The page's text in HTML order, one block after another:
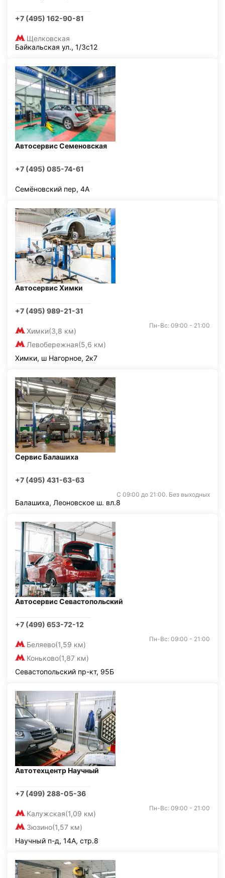
+7 (495) 162-90-81
Щелковская
Байкальская ул., 1/3с12
Автосервис Семеновская
+7 (495) 085-74-61
Семёновский пер, 4А
Автосервис Химки
+7 (495) 989-21-31
Химки(3,8 км)
Левобережная(5,6 км)
Пн-Вс: 09:00 - 21:00
Химки, ш Нагорное, 2к7
Сервис Балашиха
+7 (495) 431-63-63
С 09:00 до 21:00. Без выходных
Балашиха, Леоновское ш. вл.8
Автосервис Севастопольский
+7 (499) 653-72-12
Беляево(1,59 км)
Коньково(1,87 км)
Пн-Вс: 09:00 - 21:00
Севастопольский пр-кт, 95Б
Автотехцентр Научный
+7 (499) 288-05-36
Калужская(1,09 км)
Зюзино(1,57 км)
Пн-Вс: 09:00 - 21:00
Научный п-д, 14А, стр.8